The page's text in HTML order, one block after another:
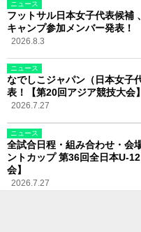
ニュース
フットサル日本女子代表候補
キャンプ参加メンバー発表！
2026.8.3
ニュース
なでしこジャパン（日本女子
表！【第20回アジア競技大会】
2026.7.27
ニュース
全試合日程・組み合わせ・会
ントカップ 第36回全日本U-
会】
2026.7.27